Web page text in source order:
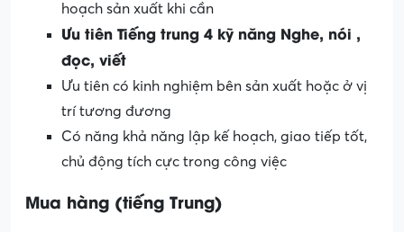
hoạch sản xuất khi cần
Ưu tiên Tiếng trung 4 kỹ năng Nghe, nói ,
đọc, viết
Ưu tiên có kinh nghiệm bên sản xuất hoặc ở vị
trí tương đương
Có năng khả năng lập kế hoạch, giao tiếp tốt,
chủ động tích cực trong công việc
Mua hàng (tiếng Trung)